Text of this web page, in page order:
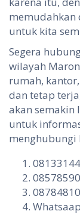
memudahkan
untuk kita
Segera
wilayah
rumah,
dan tetap
akan semakin
untuk
menghubungi